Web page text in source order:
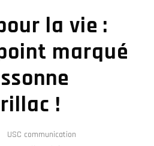
la vie :
marqué
!
USC communication